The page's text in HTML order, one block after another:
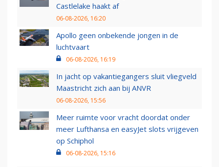
Castlelake haakt af
06-08-2026, 16:20
Apollo geen onbekende jongen in de
luchtvaart
06-08-2026, 16:19
In jacht op vakantiegangers sluit vliegveld
Maastricht zich aan bij ANVR
06-08-2026, 15:56
Meer ruimte voor vracht doordat onder
meer Lufthansa en easyJet slots vrijgeven
op Schiphol
06-08-2026, 15:16